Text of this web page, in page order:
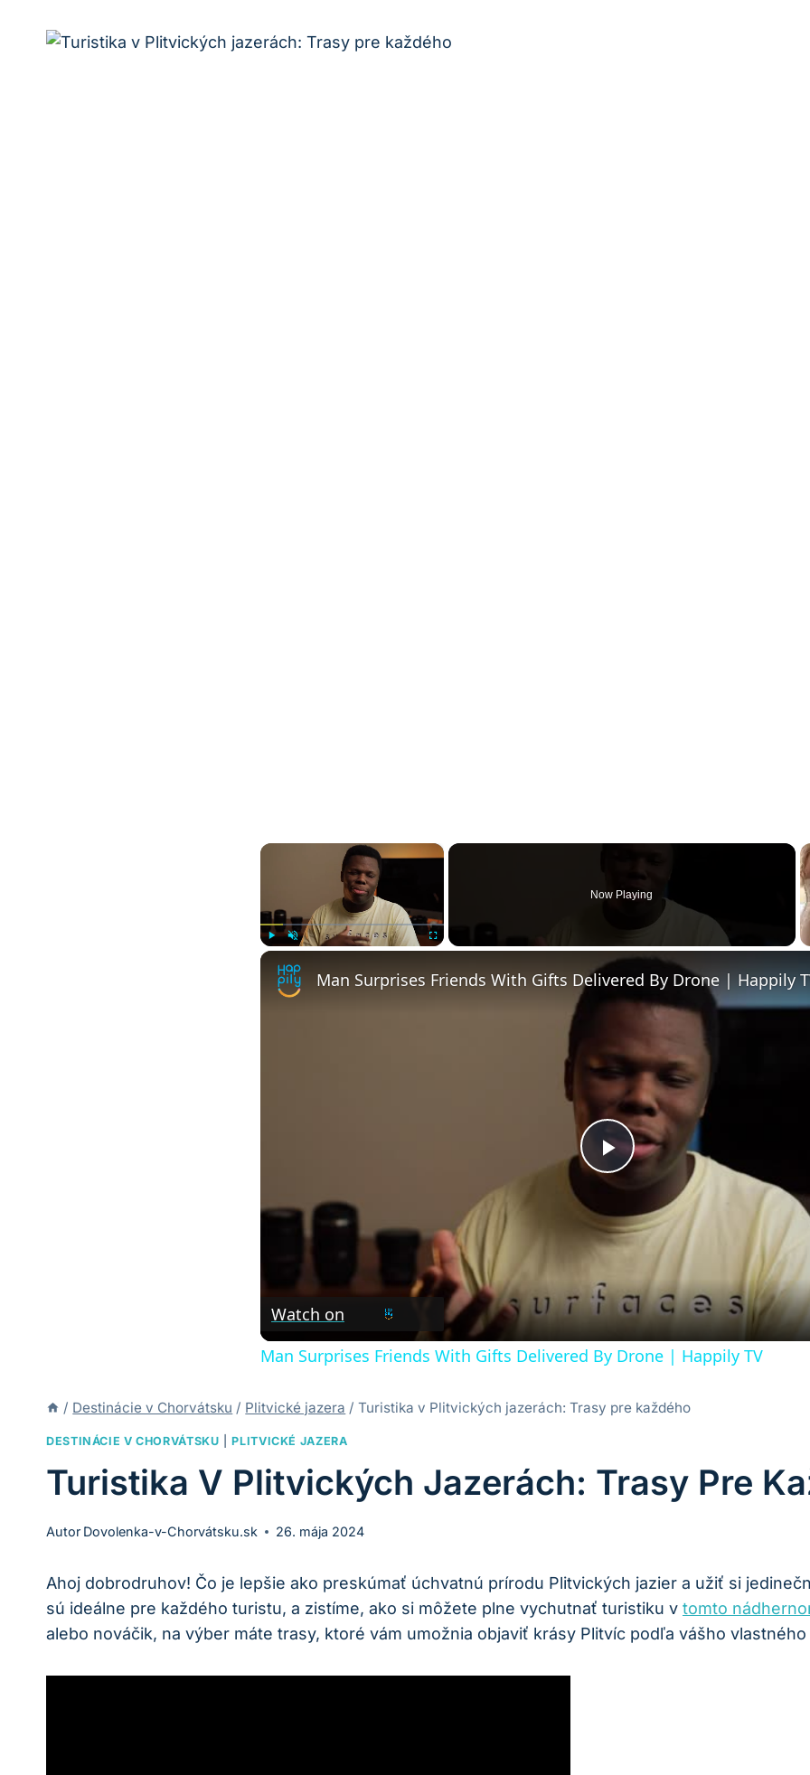
×
Now Playing
Play
Video
Man Surprises Friends With Gifts Delivered By Drone | Happily
Watch on
Man Surprises Friends With Gifts Delivered By Drone | Happily TV
/ Destinácie v Chorvátsku / Plitvické jazera / Turistika v Plitvických jazerách: Trasy pre každého
DESTINÁCIE V CHORVÁTSKU |PLITVICKÉ JAZERA
Turistika V Plitvických Jazerách: Trasy Pre
Autor Dovolenka-v-Chorvátsku.sk 26. mája 2024
Ahoj dobrodruhov! Čo ‌je lepšie ako preskúmať‌ úchvatnú prírodu Plitvických‌ jazier ⁢a užiť⁤ si
sú ideálne ⁣pre každého turistu, a ⁣zistíme, ​ako si ‌môžete plne vychutnať turistiku v tomto
alebo ⁤nováčik, ⁤na výber ​máte ⁤trasy, ktoré ⁢vám umožnia objaviť krásy ‌Plitvíc podľa vášho